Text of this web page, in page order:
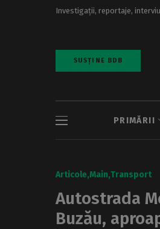
Investigații, reportaje,
SUSȚINE BDB
PRIMĂRII
Articole Main Transport
Autostrada
Buzău,